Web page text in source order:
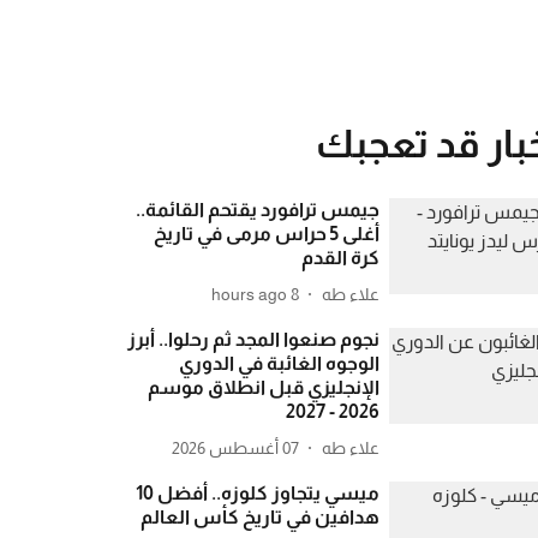
قد تعجبك
جيمس ترافورد يقتحم القائمة..
أغلى 5 حراس مرمى في تاريخ
كرة القدم
علاء طه 8 hours ago
نجوم صنعوا المجد ثم رحلوا.. أبرز
الوجوه الغائبة في الدوري
الإنجليزي قبل انطلاق موسم
2026 - 2027
علاء طه 07 أغسطس 2026
ميسي يتجاوز كلوزه.. أفضل 10
هدافين في تاريخ كأس العالم